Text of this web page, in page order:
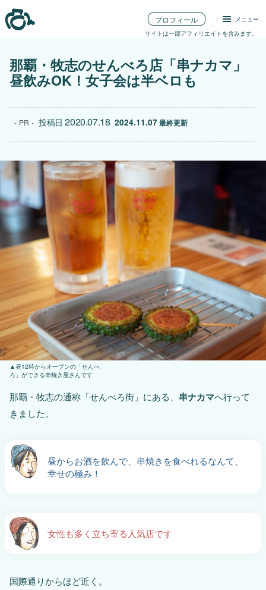
プロフィール
メニュー
サイトは一部アフィリエイトを含みます。
那覇・牧志のせんべろ店「串ナカマ」
昼飲みOK！女子会は半ベロも
PR 投稿日2020.07.18 2024.11.07 最終更新
昼12時からオープンの「せんべ
ろ」ができる串焼き屋さんです
那覇・牧志の通称「せんべろ街」にある、 串ナカマへ行って
きました。
昼からお酒を飲んで、串焼きを食べれるなんて、
幸せの極み！
女性も多く立ち寄る人気店です
国際通りからほど近く。